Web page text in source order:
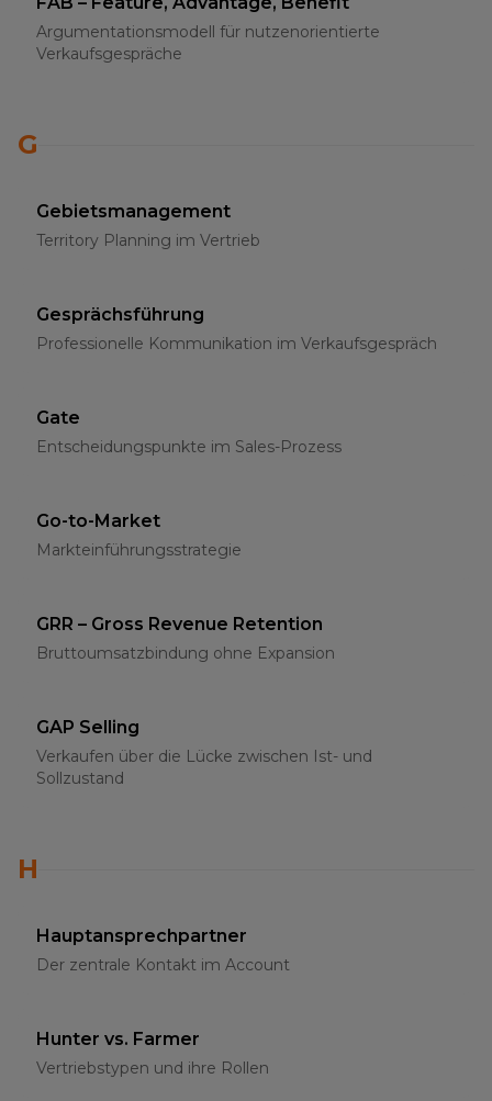
Argumentationsmodell für nutzenorientierte
Verkaufsgespräche
G
Gebietsmanagement
Territory Planning im Vertrieb
Gesprächsführung
Professionelle Kommunikation im Verkaufsgespräch
Gate
Entscheidungspunkte im Sales-Prozess
Go-to-Market
Markteinführungsstrategie
GRR – Gross Revenue Retention
Bruttoumsatzbindung ohne Expansion
GAP Selling
Verkaufen über die Lücke zwischen Ist- und
Sollzustand
H
Hauptansprechpartner
Der zentrale Kontakt im Account
Hunter vs. Farmer
Vertriebstypen und ihre Rollen